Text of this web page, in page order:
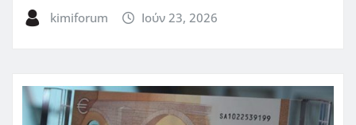
kimiforum Ιούν 23, 2026